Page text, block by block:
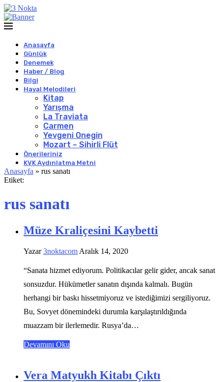
Anasayfa
Günlük
Denemek
Haber / Blog
Bilgi
Hayal Melodileri
Kitap
Yarışma
La Traviata
Carmen
Yevgeni Onegin
Mozart – Sihirli Flüt
Önerileriniz
KVK Aydınlatma Metni
Anasayfa » rus sanatı
Etiket:
rus sanatı
Müze Kraliçesini Kaybetti
Yazar3noktacom Aralık 14, 2020
“Sanata hizmet ediyorum. Politikacılar gelir gider, ancak sanat
sonsuzdur. Hükümetler sanatın dışında kalmalı. Bugün
herhangi bir baskı hissetmiyoruz ve istediğimizi sergiliyoruz.
Bu, Sovyet dönemindeki durumla karşılaştırıldığında
muazzam bir ilerlemedir. Rusya’da…
Devamını Oku
Vera Matyukh Kitabı Çıktı